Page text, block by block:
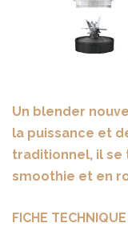
Un blender
la puissance et
traditionnel, il se
smoothie et en
FICHE